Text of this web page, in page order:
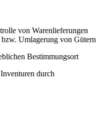
von Warenlieferungen
Umlagerung von Gütern
Bestimmungsort
durch